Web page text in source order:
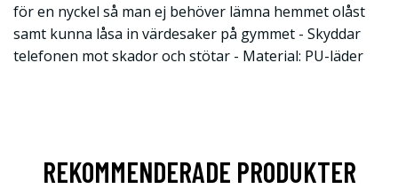
för en nyckel så man ej behöver lämna hemmet olåst
samt kunna låsa in värdesaker på gymmet - Skyddar
telefonen mot skador och stötar - Material: PU-läder
REKOMMENDERADE PRODUKTER